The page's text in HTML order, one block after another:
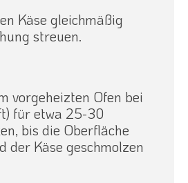
Käse gleichmäßig
streuen.
vorgeheizten Ofen bei
für etwa 25-30
bis die Oberfläche
der Käse geschmolzen